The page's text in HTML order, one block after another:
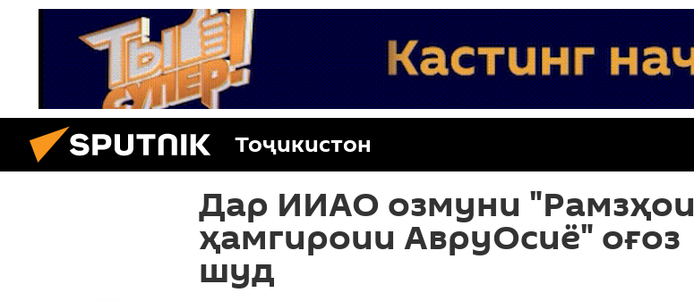
Тоҷикистон
Дар ИИАО озмуни "Рамзҳои
ҳамгироии АвруОсиё" оғоз
шуд